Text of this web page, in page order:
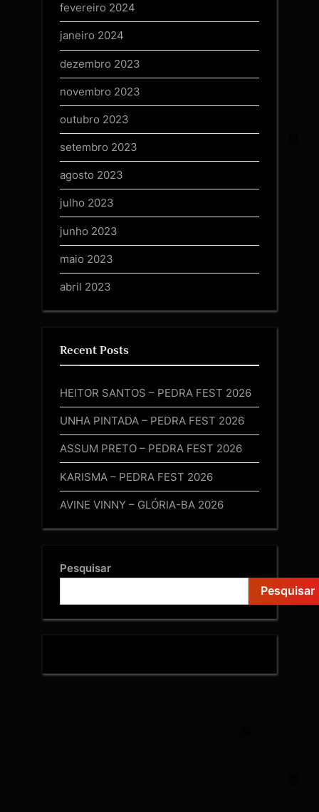
fevereiro 2024
janeiro 2024
dezembro 2023
novembro 2023
outubro 2023
setembro 2023
agosto 2023
julho 2023
junho 2023
maio 2023
abril 2023
Recent Posts
HEITOR SANTOS – PEDRA FEST 2026
UNHA PINTADA – PEDRA FEST 2026
ASSUM PRETO – PEDRA FEST 2026
KARISMA – PEDRA FEST 2026
AVINE VINNY – GLÓRIA-BA 2026
Pesquisar
Pesquisar